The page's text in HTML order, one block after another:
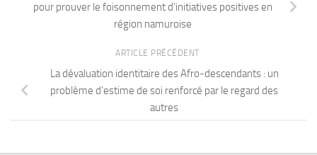
pour prouver le foisonnement d’initiatives positives en
région namuroise
ARTICLE PRÉCÉDENT
La dévaluation identitaire des Afro-descendants : un
problème d’estime de soi renforcé par le regard des
autres